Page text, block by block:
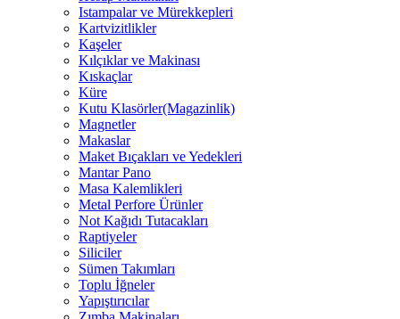
Istampalar ve Mürekkepleri
Kartvizitlikler
Kaşeler
Kılçıklar ve Makinası
Kıskaçlar
Küre
Kutu Klasörler(Magazinlik)
Magnetler
Makaslar
Maket Bıçakları ve Yedekleri
Mantar Pano
Masa Kalemlikleri
Metal Perfore Ürünler
Not Kağıdı Tutacakları
Raptiyeler
Siliciler
Sümen Takımları
Toplu İğneler
Yapıştırıcılar